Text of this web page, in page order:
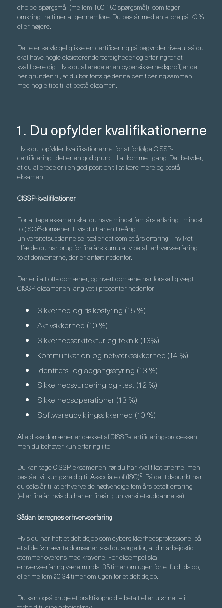
choice-spørgsmål (mellem 100-150 spørgsmål), som tager
omkring tre timer at gennemføre. Du består med en score på 70 %
eller højere.
Dette er selvfølgelig ikke en certificering på begynderniveau, så du
skal have nogle eksisterende færdigheder og erfaring for at
kvalificere dig. Hvis du allerede er en cybersikkerhedsproff, er det
her grunden til, at du bør forfølge denne certificering sammen
med nogle tips til at bestå eksamen.
1. Du opfylder kvalifikationerne
Hvis du opfylder kvalifikationerne for at forfølge CISSP-
certificering , det er en god grund til at komme i gang. Det betyder,
at du allerede er i en god position til at lære mere og bestå
eksamen.
CISSP-kvalifikationer
For at tage eksamen skal du have mindst fem års erfaring i mindst
to (ISC)²-domæner. Hvis du har en fireårig
universitetsuddannelse, tæller det som et års erfaring, i hvilket
tilfælde du har brug for fire års kumulativ betalt erhvervserfaring i
to af domænerne, der er anført nedenfor.
Der er i alt otte domæner, og hvert domæne har forskellig vægt i
CISSP-eksamenen, angivet i procenter nedenfor:
Sikkerhed og risikostyring (15 %)
Aktivsikkerhed (10 %)
Sikkerhedsarkitektur og teknik (13%)
Kommunikation og netværkssikkerhed (14 %)
Identitets- og adgangsstyring (13 %)
Sikkerhedsvurdering og -test (12 %)
Sikkerhedsoperationer (13 %)
Softwareudviklingssikkerhed (10 %)
Alle disse domæner er dækket af CISSP-certificeringsprocessen,
men du behøver kun erfaring i to.
Du kan tage CISSP-eksamenen, før du har kvalifikationerne, men
bestået vil kun gøre dig til Associate of (ISC)². På det tidspunkt har
du seks år til at erhverve de nødvendige fem års betalt erfaring
(eller fire år, hvis du har en fireårig universitetsuddannelse).
Sådan beregnes erhvervserfaring
Hvis du har haft et deltidsjob som cybersikkerhedsprofessionel på
et af de førnævnte domæner, skal du sørge for, at din arbejdstid
stemmer overens med kravene. For eksempel skal
erhvervserfaring være mindst 35 timer om ugen for et fuldtidsjob,
eller mellem 20-34 timer om ugen for et deltidsjob.
Du kan også bruge et praktikophold – betalt eller ulønnet – i